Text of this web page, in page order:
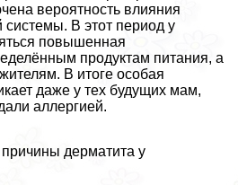
вероятность влияния
В этот период у
повышенная
продуктам питания, а
В итоге особая
даже у тех будущих мам,
аллергией.
дерматита у